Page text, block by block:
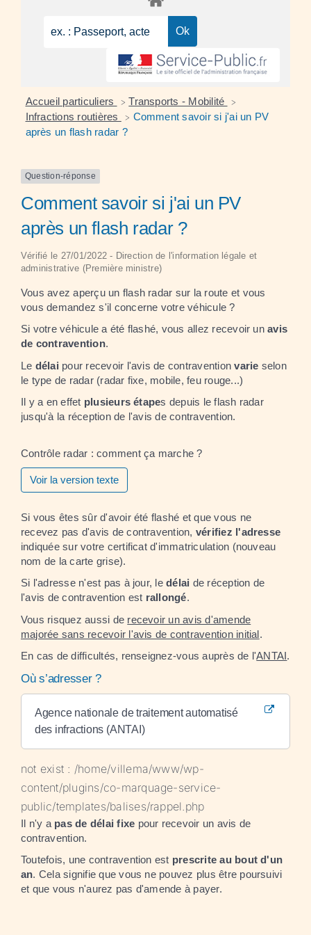
Accueil particuliers > Transports - Mobilité >
Infractions routières > Comment savoir si j'ai un PV
après un flash radar ?
Question-réponse
Comment savoir si j'ai un PV
après un flash radar ?
Vérifié le 27/01/2022 - Direction de l'information légale et
administrative (Première ministre)
Vous avez aperçu un flash radar sur la route et vous
vous demandez s'il concerne votre véhicule ?
Si votre véhicule a été flashé, vous allez recevoir unavis
de contravention.
Le délai pour recevoir l'avis de contraventionvarie selon
le type de radar (radar fixe, mobile, feu rouge...)
Il y a en effet plusieurs étapes depuis le flash radar
jusqu'à la réception de l'avis de contravention.
Contrôle radar : comment ça marche ?
Voir la version texte
Si vous êtes sûr d'avoir été flashé et que vous ne
recevez pas d'avis de contravention, vérifiez l'adresse
indiquée sur votre certificat d'immatriculation (nouveau
nom de la carte grise).
Si l'adresse n'est pas à jour, ledélai de réception de
l'avis de contravention est rallongé.
Vous risquez aussi de recevoir un avis d'amende
majorée sans recevoir l'avis de contravention initial.
En cas de difficultés, renseignez-vous auprès de l'ANTAI.
Où s’adresser ?
Agence nationale de traitement automatisé
des infractions (ANTAI)
not exist : /home/villema/www/wp-
content/plugins/co-marquage-service-
public/templates/balises/rappel.php
Il n'y a pas de délai fixe pour recevoir un avis de
contravention.
Toutefois, une contravention est prescrite au bout d'un
an. Cela signifie que vous ne pouvez plus être poursuivi
et que vous n'aurez pas d'amende à payer.